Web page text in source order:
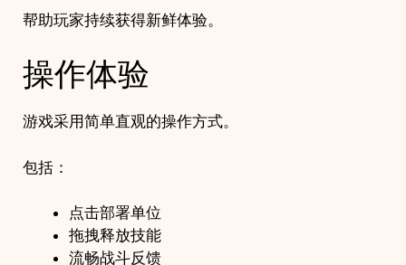
帮助玩家持续获得新鲜体验。
操作体验
游戏采用简单直观的操作方式。
包括：
点击部署单位
拖拽释放技能
流畅战斗反馈